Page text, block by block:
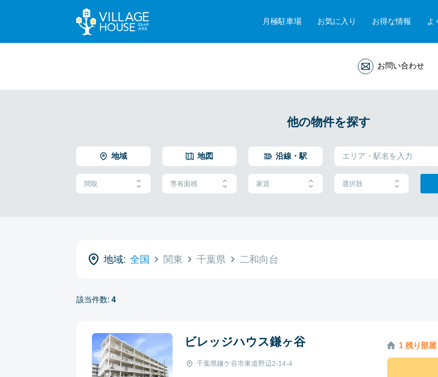
月極駐車場 お気に入り お得な情報 よ
お問い合わせ
他の物件を探す
地域 地図 沿線・駅
間取 専有面積 家賃 選択肢
地域: 全国 関東 千葉県 二和向台
該当件数: 4
ビレッジハウス鎌ヶ谷
千葉県鎌ケ谷市東道野辺2-14-4
1 残り部屋